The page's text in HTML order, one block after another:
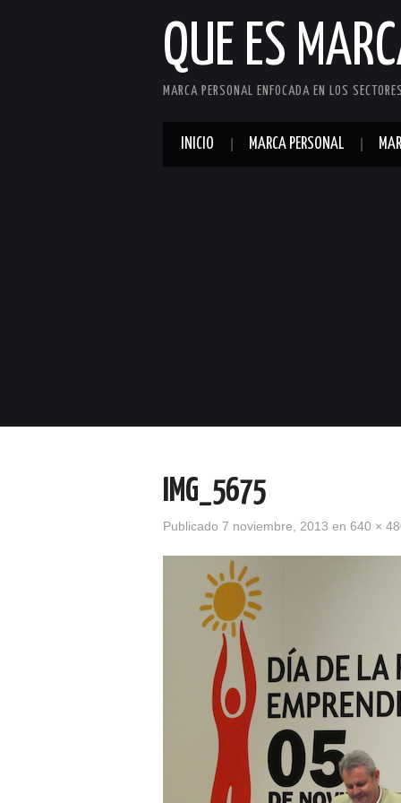
QUE ES
MARCA PERSONAL ENFOCADA EN LOS
INICIO MARCA PERSONAL
IMG_5675
Publicado 7 noviembre, 2013 en 640 ×